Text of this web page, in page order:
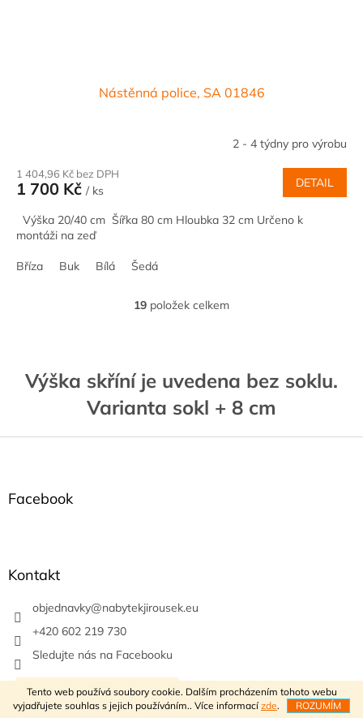
Tento web používá soubory cookie. Dalším procházením tohoto webu
vyjadřujete souhlas s jejich používáním.. Více informací zde. ROZUMÍM
VÍTEJTE V NAŠEM E-SHOPU
Nástěnná police, SA 01846
2 - 4 týdny pro výrobu
1 404,96 Kč bez DPH
1 700 Kč / ks
DETAIL
Výška 20/40 cm Šířka 80 cm Hloubka 32 cm Určeno k
montáži na zeď
Bříza Buk Bílá Šedá
O
d
a
c
í
p
19 položek celkem
Výška skříní je uvedena bez soklu.
Varianta sokl + 8 cm
Z
Facebook
Kontakt
objednavky@nabytekjirousek.eu
+420 602 219 730
Sledujte nás na Facebooku